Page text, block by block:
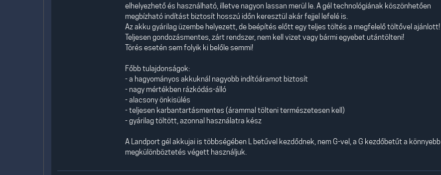
elhelyezhető és használható, illetve nagyon lassan merül le. A gél technológiának köszönhetően
megbízható indítást biztosít hosszú időn keresztül akár fejjel lefelé is.
Az akku gyárilag üzembe helyezett, de beépítés előtt egy teljes töltés a megfelelő töltővel ajánlott!
Teljesen gondozásmentes, zárt rendszer, nem kell vizet vagy bármi egyebet utántölteni!
Törés esetén sem folyik ki belőle semmi!
Főbb tulajdonságok:
- a hagyományos akkuknál nagyobb indítóáramot biztosít
- nagy mértékben rázkódás-álló
- alacsony önkisülés
- teljesen karbantartásmentes (árammal tölteni természetesen kell)
- gyárilag töltött, azonnal használatra kész
A Landport gél akkujai is többségében L betűvel kezdődnek, nem G-vel, a G kezdőbetűt a könnyebb
megkülönböztetés végett használjuk.